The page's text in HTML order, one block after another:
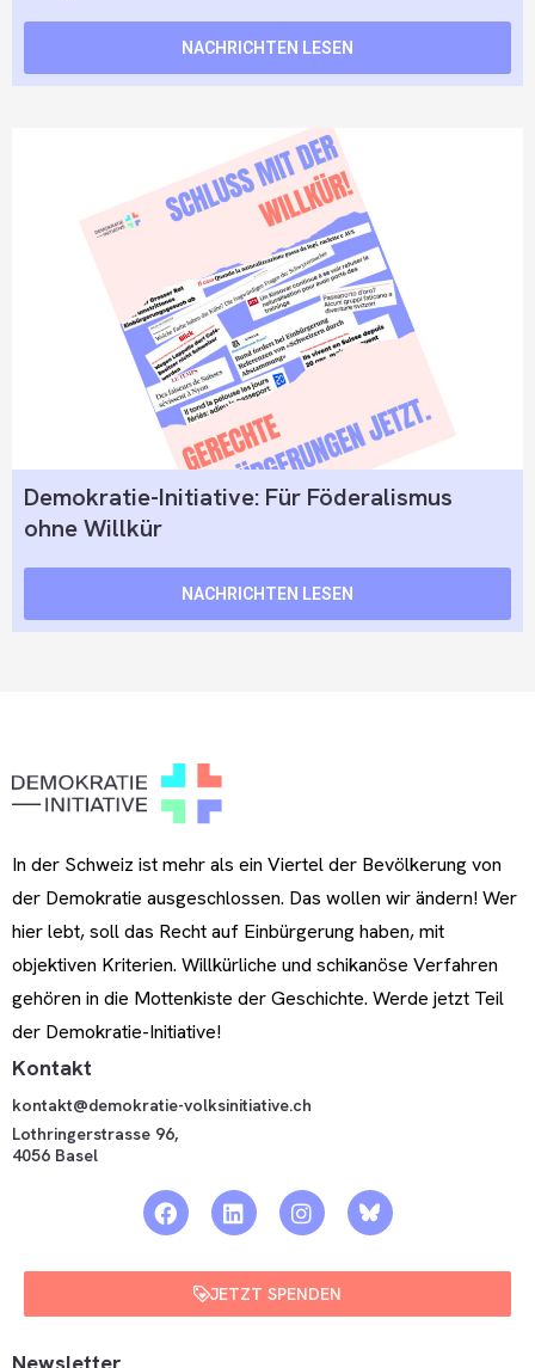
NACHRICHTEN LESEN
Demokratie-Initiative: Für Föderalismus
ohne Willkür
NACHRICHTEN LESEN
In der Schweiz ist mehr als ein Viertel der Bevölkerung von
der Demokratie ausgeschlossen. Das wollen wir ändern! Wer
hier lebt, soll das Recht auf Einbürgerung haben, mit
objektiven Kriterien. Willkürliche und schikanöse Verfahren
gehören in die Mottenkiste der Geschichte. Werde jetzt Teil
der Demokratie-Initiative!
Kontakt
kontakt@demokratie-volksinitiative.ch
Lothringerstrasse 96,
4056 Basel
JETZT SPENDEN